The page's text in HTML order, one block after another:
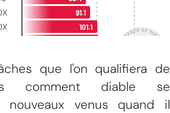
que l'on qualifiera de
comment diable se
nouveaux venus quand il